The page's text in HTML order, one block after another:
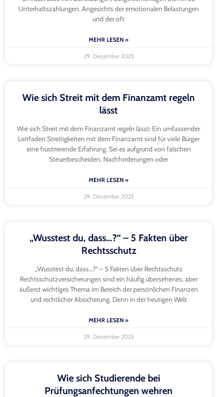
Unterhaltszahlungen. Angesichts der emotionalen Belastungen
und der oft
MEHR LESEN »
29. Dezember 2025
Wie sich Streit mit dem Finanzamt regeln
lässt
Wie sich Streit mit dem Finanzamt regeln lässt: Ein umfassender
Leitfaden Streitigkeiten mit dem Finanzamt sind für viele Bürger
eine frustrierende Erfahrung. Sei es aufgrund von falschen
Steuerbescheiden, Nachforderungen oder
MEHR LESEN »
29. Dezember 2025
„Wusstest du, dass…?“ – 5 Fakten über
Rechtsschutz
„Wusstest du, dass…?“ – 5 Fakten über Rechtsschutz
Rechtsschutzversicherungen sind ein häufig übersehenes, aber
äußerst wichtiges Thema im Bereich der persönlichen Finanzen
und rechtlicher Absicherung. Denn in der heutigen Welt
MEHR LESEN »
29. Dezember 2025
Wie sich Studierende bei
Prüfungsanfechtungen wehren